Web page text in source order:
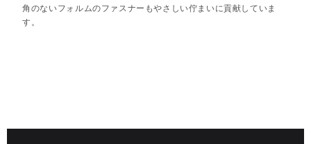
角のないフォルムのファスナーもやさしい佇まいに貢献していま
す。